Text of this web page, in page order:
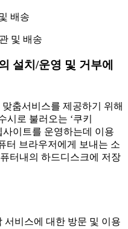
배송
및 배송
설치/운영 및 거부에
춤서비스를 제공하기 위해
로 불러오는 ‘쿠키
사이트를 운영하는데 이용
터 브라우저에게 보내는 소
터내의 하드디스크에 저장
서비스에 대한 방문 및 이용